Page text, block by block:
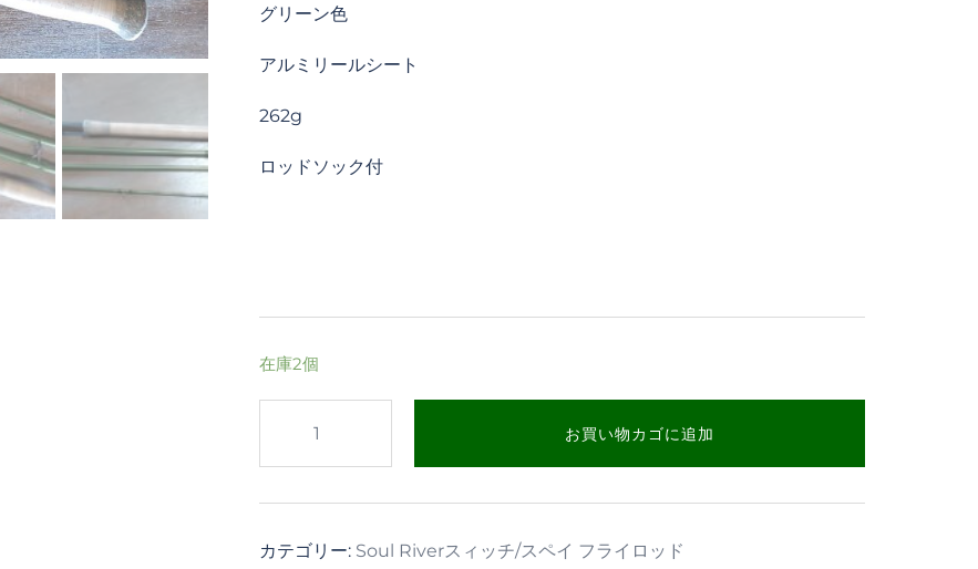
グリーン色
アルミリールシート
262g
ロッドソック付
在庫2個
14ft
#7/8
お買い物カゴに追加
カテゴリー: Soul Riverスィッチ/スペイ フライロッド